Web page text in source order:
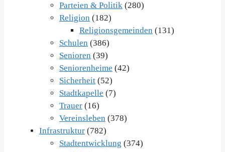
Parteien & Politik (280)
Religion (182)
Religionsgemeinden (131)
Schulen (386)
Senioren (39)
Seniorenheime (42)
Sicherheit (52)
Stadtkapelle (7)
Trauer (16)
Vereinsleben (378)
Infrastruktur (782)
Stadtentwicklung (374)